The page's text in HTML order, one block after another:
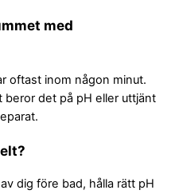
med
oftast inom någon minut.
det på pH eller uttjänt
dig före bad, hålla rätt pH